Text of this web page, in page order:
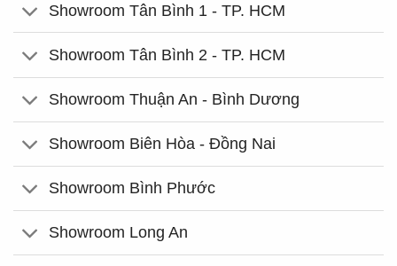
Showroom Tân Bình 1 - TP. HCM
Showroom Tân Bình 2 - TP. HCM
Showroom Thuận An - Bình Dương
Showroom Biên Hòa - Đồng Nai
Showroom Bình Phước
Showroom Long An